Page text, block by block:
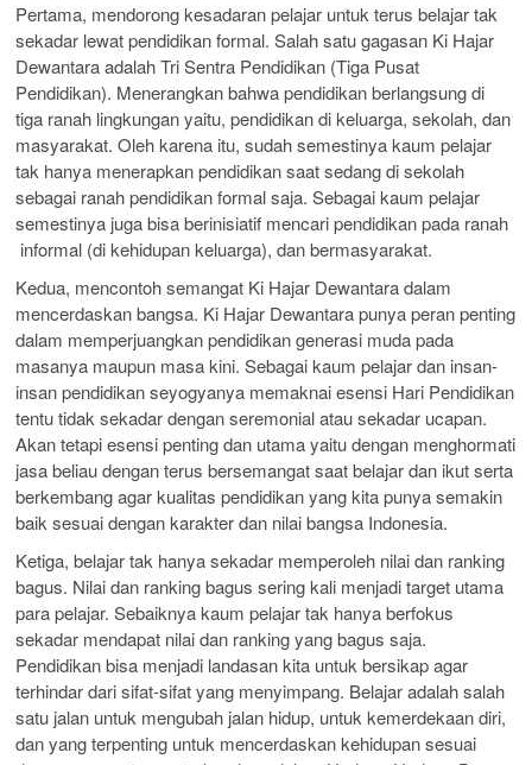
Pertama, mendorong kesadaran pelajar untuk terus belajar tak
sekadar lewat pendidikan formal. Salah satu gagasan Ki Hajar
Dewantara adalah Tri Sentra Pendidikan (Tiga Pusat
Pendidikan). Menerangkan bahwa pendidikan berlangsung di
tiga ranah lingkungan yaitu, pendidikan di keluarga, sekolah, dan
masyarakat. Oleh karena itu, sudah semestinya kaum pelajar
tak hanya menerapkan pendidikan saat sedang di sekolah
sebagai ranah pendidikan formal saja. Sebagai kaum pelajar
semestinya juga bisa berinisiatif mencari pendidikan pada ranah
informal (di kehidupan keluarga), dan bermasyarakat.
Kedua, mencontoh semangat Ki Hajar Dewantara dalam
mencerdaskan bangsa. Ki Hajar Dewantara punya peran penting
dalam memperjuangkan pendidikan generasi muda pada
masanya maupun masa kini. Sebagai kaum pelajar dan insan-
insan pendidikan seyogyanya memaknai esensi Hari Pendidikan
tentu tidak sekadar dengan seremonial atau sekadar ucapan.
Akan tetapi esensi penting dan utama yaitu dengan menghormati
jasa beliau dengan terus bersemangat saat belajar dan ikut serta
berkembang agar kualitas pendidikan yang kita punya semakin
baik sesuai dengan karakter dan nilai bangsa Indonesia.
Ketiga, belajar tak hanya sekadar memperoleh nilai dan ranking
bagus. Nilai dan ranking bagus sering kali menjadi target utama
para pelajar. Sebaiknya kaum pelajar tak hanya berfokus
sekadar mendapat nilai dan ranking yang bagus saja.
Pendidikan bisa menjadi landasan kita untuk bersikap agar
terhindar dari sifat-sifat yang menyimpang. Belajar adalah salah
satu jalan untuk mengubah jalan hidup, untuk kemerdekaan diri,
dan yang terpenting untuk mencerdaskan kehidupan sesuai